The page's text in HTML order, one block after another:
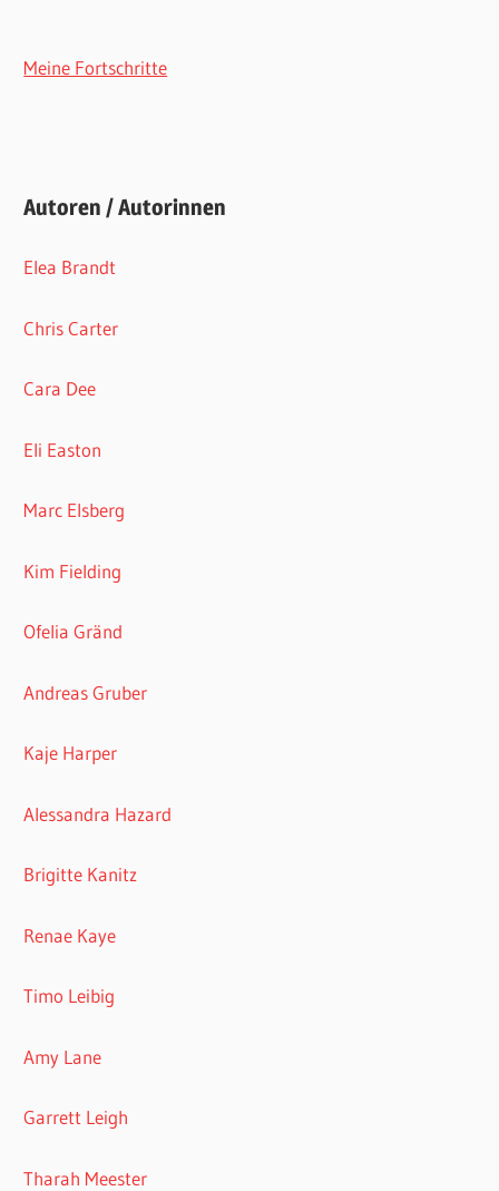
Meine Fortschritte
Autoren / Autorinnen
Elea Brandt
Chris Carter
Cara Dee
Eli Easton
Marc Elsberg
Kim Fielding
Ofelia Gränd
Andreas Gruber
Kaje Harper
Alessandra Hazard
Brigitte Kanitz
Renae Kaye
Timo Leibig
Amy Lane
Garrett Leigh
Tharah Meester